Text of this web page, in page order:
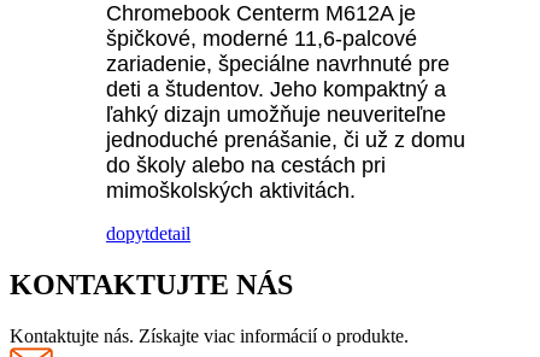
Chromebook Centerm M612A je
špičkové, moderné 11,6-palcové
zariadenie, špeciálne navrhnuté pre
deti a študentov. Jeho kompaktný a
ľahký dizajn umožňuje neuveriteľne
jednoduché prenášanie, či už z domu
do školy alebo na cestách pri
mimoškolských aktivitách.
dopytdetail
KONTAKTUJTE NÁS
Kontaktujte nás. Získajte viac informácií o produkte.